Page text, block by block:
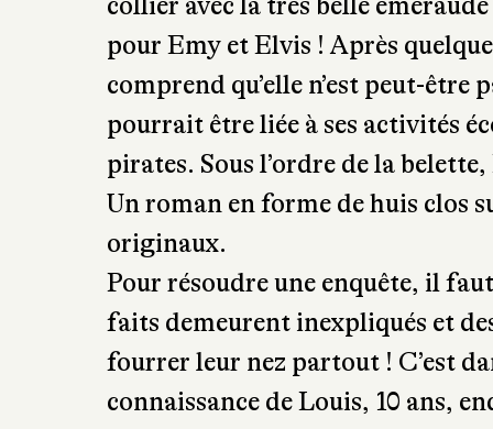
collier avec la très belle
pour Emy et Elvis ! Après
comprend qu’elle n’est peut-être
pourrait être liée à ses activités
pirates. Sous l’ordre de la
Un roman en forme de huis clos
originaux.
Pour résoudre une enquête, il
faits demeurent inexpliqués et
fourrer leur nez partout ! C’est
connaissance de Louis, 10 ans,